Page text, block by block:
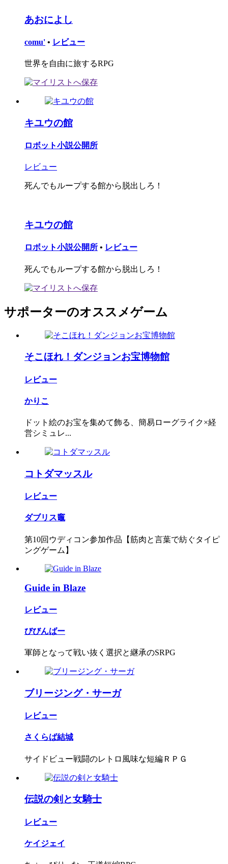
あおによし
comu' • レビュー
世界を自由に旅するRPG
キユウの館
ロボット小説公開所
レビュー
死んでもループする館から脱出しろ！
キユウの館
ロボット小説公開所 • レビュー
死んでもループする館から脱出しろ！
サポーターのオススメゲーム
そこほれ！ダンジョンお宝博物館
レビュー
かりこ
ドット絵のお宝を集めて飾る、簡易ローグライク×経
営シミュレ...
コトダマッスル
レビュー
ダブリス竈
第10回ウディコン参加作品【筋肉と言葉で紡ぐタイピ
ングゲーム】
Guide in Blaze
レビュー
びびんばー
軍師となって戦い抜く選択と継承のSRPG
ブリージング・サーガ
レビュー
さくらば結城
サイドビュー戦闘のレトロ風味な短編ＲＰＧ
伝説の剣と女騎士
レビュー
ケイジェイ